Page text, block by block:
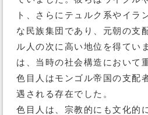
ト、さらにテュルク系やイラ
な民族集団であり、元朝の支
ル人の次に高い地位を得てい
は、当時の社会構造において
色目人はモンゴル帝国の支配
遇される存在でした。
色目人は、宗教的にも文化的